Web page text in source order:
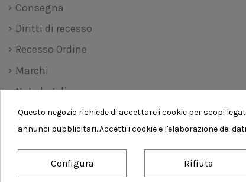
Consegna
Diritti di recesso
Recesso Ordine
Marchi
Note legali
Pagamento sicuro
Privacy Policy - Trattamento dei dati personali
Termini e condizioni d'uso
Questo negozio richiede di accettare i cookie per scopi
annunci pubblicitari. Accetti i cookie e l'elaborazione dei
Configura Rifiuta